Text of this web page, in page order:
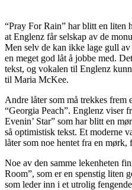
“Pray For Rain” har blitt en liten
at Englenz får selskap av de
Men selv de kan ikke lage gull
en meget god låt å jobbe med.
tekst, og vokalen til Englenz
til Maria McKee.
Andre låter som må trekkes frem
“Georgia Peach”. Englenz viser
Evenin’ Star” som har blitt en
så optimistisk tekst. Et moderne
låter som noe hentet fra en mørk,
Noe av den samme lekenheten
Room”, som er en spenstig liten
som leder inn i et utrolig